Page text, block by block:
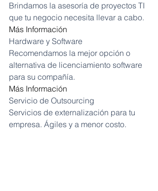
Brindamos la asesoría de proyectos TI
que tu negocio necesita llevar a cabo.
Más Información
Hardware y Software
Recomendamos la mejor opción o
alternativa de licenciamiento software
para su compañía.
Más Información
Servicio de Outsourcing
Servicios de externalización para tu
empresa. Ágiles y a menor costo.